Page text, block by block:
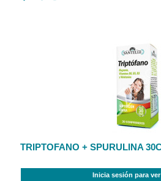
TRIPTOFANO + SPURULINA
Inicia sesión para